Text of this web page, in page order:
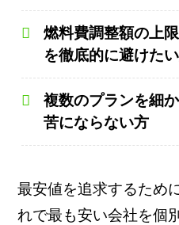
燃料費調整額の上
を徹底的に避けた
複数のプランを細
苦にならない方
最安値を追求するため
れで最も安い会社を個